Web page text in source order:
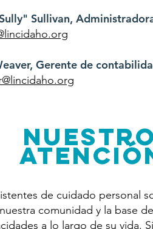
Sullivan,
Gerente de
de cuidado personal
comunidad y la base
a lo largo de su vida.